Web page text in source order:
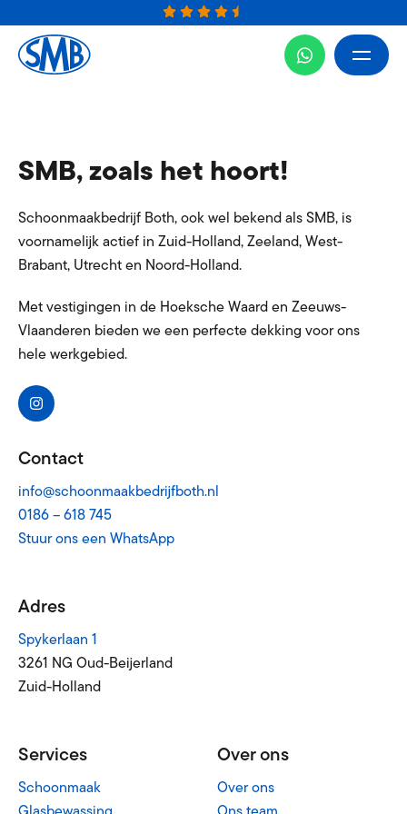
SMB, zoals het hoort!
Schoonmaakbedrijf Both, ook wel bekend als SMB, is
voornamelijk actief in Zuid-Holland, Zeeland, West-
Brabant, Utrecht en Noord-Holland.
Met vestigingen in de Hoeksche Waard en Zeeuws-
Vlaanderen bieden we een perfecte dekking voor ons
hele werkgebied.
Contact
info@schoonmaakbedrijfboth.nl
0186 – 618 745
Stuur ons een WhatsApp
Adres
Spykerlaan 1
3261 NG Oud-Beijerland
Zuid-Holland
Services
Schoonmaak
Over ons
Over ons